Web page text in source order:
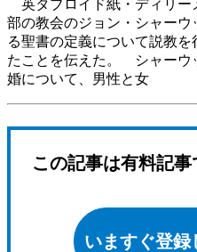
英タブロイド紙・ディリー
部の教会のジョン・シャー
る聖書の定義について説教
たことを伝えた。 シャーウ
婚について、男性と女
この記事は有料記事
いますぐ登録